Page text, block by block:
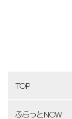
TOP
ふらっとNOW